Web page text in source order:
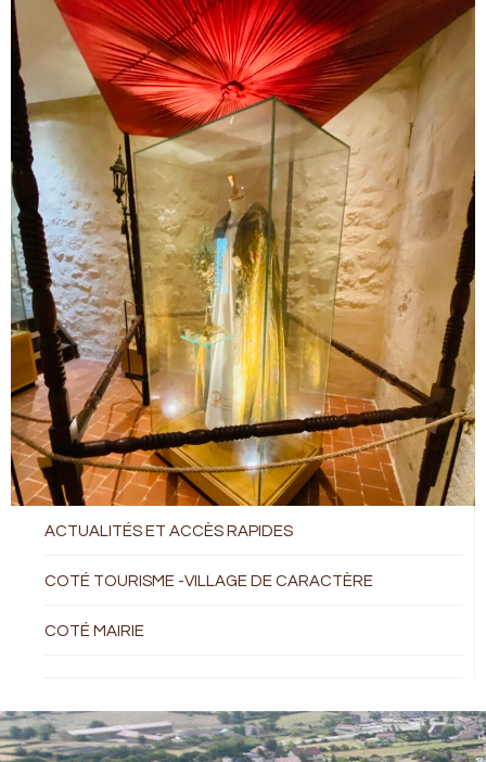
ACTUALITÉS ET ACCÈS RAPIDES
COTÉ TOURISME -VILLAGE DE CARACTÈRE
COTÉ MAIRIE